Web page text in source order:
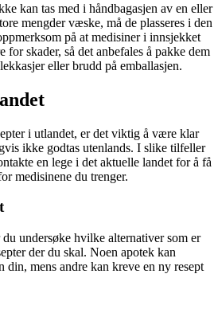
kan tas med i håndbagasjen av en eller
mengder væske, må de plasseres i den
på at medisiner i innsjekket
for skader, så det anbefales å pakke dem
eller brudd på emballasjen.
i utlandet, er det viktig å være klar
ikke godtas utenlands. I slike tilfeller
en lege i det aktuelle landet for å få
medisinene du trenger.
undersøke hvilke alternativer som er
der du skal. Noen apotek kan
din, mens andre kan kreve en ny resept